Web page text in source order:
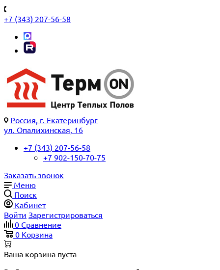
+7 (343) 207-56-58
Россия, г. Екатеринбург
ул. Опалихинская, 16
+7 (343) 207-56-58
+7 902-150-70-75
Заказать звонок
Меню
Поиск
Кабинет
Войти Зарегистрироваться
0 Сравнение
0 Корзина
Ваша корзина пуста